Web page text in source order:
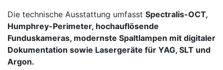
Die technische Ausstattung umfasst Spectralis-OCT,
Humphrey-Perimeter, hochauflösende
Funduskameras, modernste Spaltlampen mit digitaler
Dokumentation sowie Lasergeräte für YAG, SLT und
Argon.